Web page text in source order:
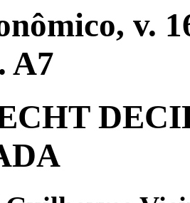
v.
A7